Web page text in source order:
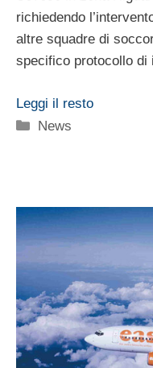
richiedendo
altre squadre di
specifico protocollo di
Leggi il resto
Categorie
News